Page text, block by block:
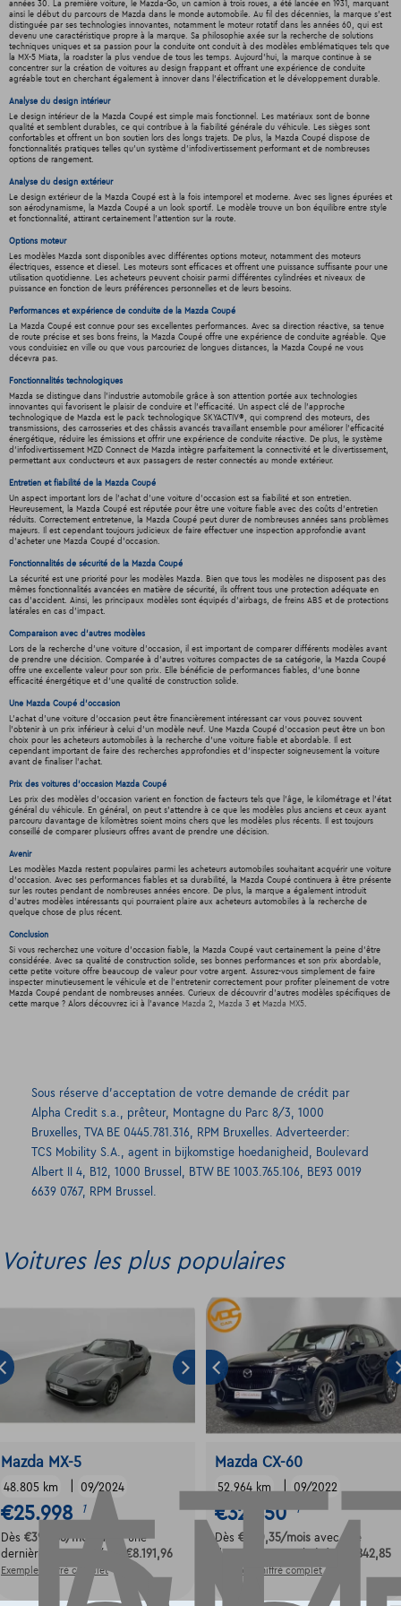
années 30. La première voiture, le Mazda-Go, un camion à trois roues, a été lancée en 1931, marquant
ainsi le début du parcours de Mazda dans le monde automobile. Au fil des décennies, la marque s'est
distinguée par ses technologies innovantes, notamment le moteur rotatif dans les années 60, qui est
devenu une caractéristique propre à la marque. Sa philosophie axée sur la recherche de solutions
techniques uniques et sa passion pour la conduite ont conduit à des modèles emblématiques tels que
la MX-5 Miata, la roadster la plus vendue de tous les temps. Aujourd'hui, la marque continue à se
concentrer sur la création de voitures au design frappant et offrant une expérience de conduite
agréable tout en cherchant également à innover dans l'électrification et le développement durable.
Analyse du design intérieur
Le design intérieur de la Mazda Coupé est simple mais fonctionnel. Les matériaux sont de bonne
qualité et semblent durables, ce qui contribue à la fiabilité générale du véhicule. Les sièges sont
confortables et offrent un bon soutien lors des longs trajets. De plus, la Mazda Coupé dispose de
fonctionnalités pratiques telles qu'un système d'infodivertissement performant et de nombreuses
options de rangement.
Analyse du design extérieur
Le design extérieur de la Mazda Coupé est à la fois intemporel et moderne. Avec ses lignes épurées et
son aérodynamisme, la Mazda Coupé a un look sportif. Le modèle trouve un bon équilibre entre style
et fonctionnalité, attirant certainement l'attention sur la route.
Options moteur
Les modèles Mazda sont disponibles avec différentes options moteur, notamment des moteurs
électriques, essence et diesel. Les moteurs sont efficaces et offrent une puissance suffisante pour une
utilisation quotidienne. Les acheteurs peuvent choisir parmi différentes cylindrées et niveaux de
puissance en fonction de leurs préférences personnelles et de leurs besoins.
Performances et expérience de conduite de la Mazda Coupé
La Mazda Coupé est connue pour ses excellentes performances. Avec sa direction réactive, sa tenue
de route précise et ses bons freins, la Mazda Coupé offre une expérience de conduite agréable. Que
vous conduisiez en ville ou que vous parcouriez de longues distances, la Mazda Coupé ne vous
décevra pas.
Fonctionnalités technologiques
Mazda se distingue dans l'industrie automobile grâce à son attention portée aux technologies
innovantes qui favorisent le plaisir de conduire et l'efficacité. Un aspect clé de l'approche
technologique de Mazda est le pack technologique SKYACTIV®, qui comprend des moteurs, des
transmissions, des carrosseries et des châssis avancés travaillant ensemble pour améliorer l'efficacité
énergétique, réduire les émissions et offrir une expérience de conduite réactive. De plus, le système
d'infodivertissement MZD Connect de Mazda intègre parfaitement la connectivité et le divertissement,
permettant aux conducteurs et aux passagers de rester connectés au monde extérieur.
Entretien et fiabilité de la Mazda Coupé
Un aspect important lors de l'achat d'une voiture d'occasion est sa fiabilité et son entretien.
Heureusement, la Mazda Coupé est réputée pour être une voiture fiable avec des coûts d'entretien
réduits. Correctement entretenue, la Mazda Coupé peut durer de nombreuses années sans problèmes
majeurs. Il est cependant toujours judicieux de faire effectuer une inspection approfondie avant
d'acheter une Mazda Coupé d'occasion.
Fonctionnalités de sécurité de la Mazda Coupé
La sécurité est une priorité pour les modèles Mazda. Bien que tous les modèles ne disposent pas des
mêmes fonctionnalités avancées en matière de sécurité, ils offrent tous une protection adéquate en
cas d'accident. Ainsi, les principaux modèles sont équipés d'airbags, de freins ABS et de protections
latérales en cas d'impact.
Comparaison avec d'autres modèles
Lors de la recherche d'une voiture d'occasion, il est important de comparer différents modèles avant
de prendre une décision. Comparée à d'autres voitures compactes de sa catégorie, la Mazda Coupé
offre une excellente valeur pour son prix. Elle bénéficie de performances fiables, d'une bonne
efficacité énergétique et d'une qualité de construction solide.
Une Mazda Coupé d'occasion
L'achat d'une voiture d'occasion peut être financièrement intéressant car vous pouvez souvent
l'obtenir à un prix inférieur à celui d'un modèle neuf. Une Mazda Coupé d'occasion peut être un bon
choix pour les acheteurs automobiles à la recherche d'une voiture fiable et abordable. Il est
cependant important de faire des recherches approfondies et d'inspecter soigneusement la voiture
avant de finaliser l'achat.
Prix des voitures d'occasion Mazda Coupé
Les prix des modèles d'occasion varient en fonction de facteurs tels que l'âge, le kilométrage et l'état
général du véhicule. En général, on peut s'attendre à ce que les modèles plus anciens et ceux ayant
parcouru davantage de kilomètres soient moins chers que les modèles plus récents. Il est toujours
conseillé de comparer plusieurs offres avant de prendre une décision.
Avenir
Les modèles Mazda restent populaires parmi les acheteurs automobiles souhaitant acquérir une voiture
d'occasion. Avec ses performances fiables et sa durabilité, la Mazda Coupé continuera à être présente
sur les routes pendant de nombreuses années encore. De plus, la marque a également introduit
d'autres modèles intéressants qui pourraient plaire aux acheteurs automobiles à la recherche de
quelque chose de plus récent.
Conclusion
Si vous recherchez une voiture d'occasion fiable, la Mazda Coupé vaut certainement la peine d'être
considérée. Avec sa qualité de construction solide, ses bonnes performances et son prix abordable,
cette petite voiture offre beaucoup de valeur pour votre argent. Assurez-vous simplement de faire
inspecter minutieusement le véhicule et de l'entretenir correctement pour profiter pleinement de votre
Mazda Coupé pendant de nombreuses années. Curieux de découvrir d'autres modèles spécifiques de
cette marque ? Alors découvrez ici à l'avance Mazda 2, Mazda 3et Mazda MX5.
Sous réserve d’acceptation de votre demande de crédit par
Alpha Credit s.a., prêteur, Montagne du Parc 8/3, 1000
Bruxelles, TVA BE 0445.781.316, RPM Bruxelles. Adverteerder:
TCS Mobility S.A., agent in bijkomstige hoedanigheid, Boulevard
Albert II 4, B12, 1000 Brussel, BTW BE 1003.765.106, BE93 0019
6639 0767, RPM Brussel.
Voitures les plus populaires
Mazda MX-5
48.805 km 09/2024
€25.998 1
Dès €392,56/mois
avec une
dernière mensualité de €8.191,96
Exemple chiffré complet
Mazda CX-60
52.964 km 09/2022
€32.850 1
Dès €630,35/mois avec une
dernière mensualité de
€8.842,85
Exemple chiffré complet